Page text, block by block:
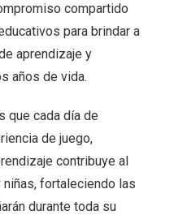
compartido
para brindar a
aprendizaje y
años de vida.
que cada día de
de juego,
contribuye al
fortaleciendo las
durante toda su